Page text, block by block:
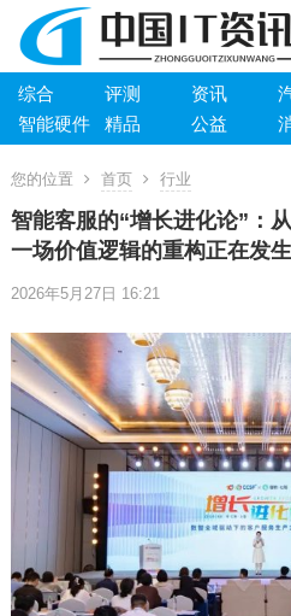
综合 评测 资讯
智能硬件
精品 公益
您的位置 首页 行业
智能客服的“增长进化论”：
一场价值逻辑的重构正在发生
2026年5月27日 16:21